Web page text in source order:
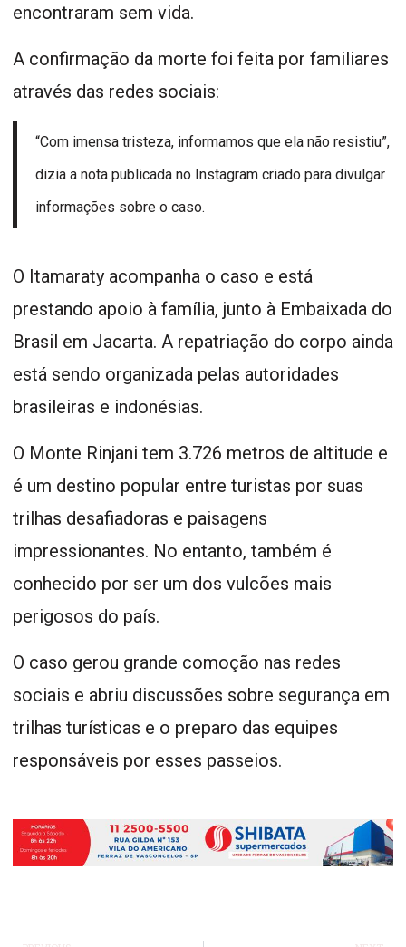
encontraram sem vida.
A confirmação da morte foi feita por familiares
através das redes sociais:
“Com imensa tristeza, informamos que ela não resistiu”,
dizia a nota publicada no Instagram criado para divulgar
informações sobre o caso.
O Itamaraty acompanha o caso e está
prestando apoio à família, junto à Embaixada do
Brasil em Jacarta. A repatriação do corpo ainda
está sendo organizada pelas autoridades
brasileiras e indonésias.
O Monte Rinjani tem 3.726 metros de altitude e
é um destino popular entre turistas por suas
trilhas desafiadoras e paisagens
impressionantes. No entanto, também é
conhecido por ser um dos vulcões mais
perigosos do país.
O caso gerou grande comoção nas redes
sociais e abriu discussões sobre segurança em
trilhas turísticas e o preparo das equipes
responsáveis por esses passeios.